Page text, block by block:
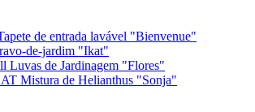
de entrada lavável "Bienvenue"
de-jardim "Ikat"
Luvas de Jardinagem "Flores"
Mistura de Helianthus "Sonja"